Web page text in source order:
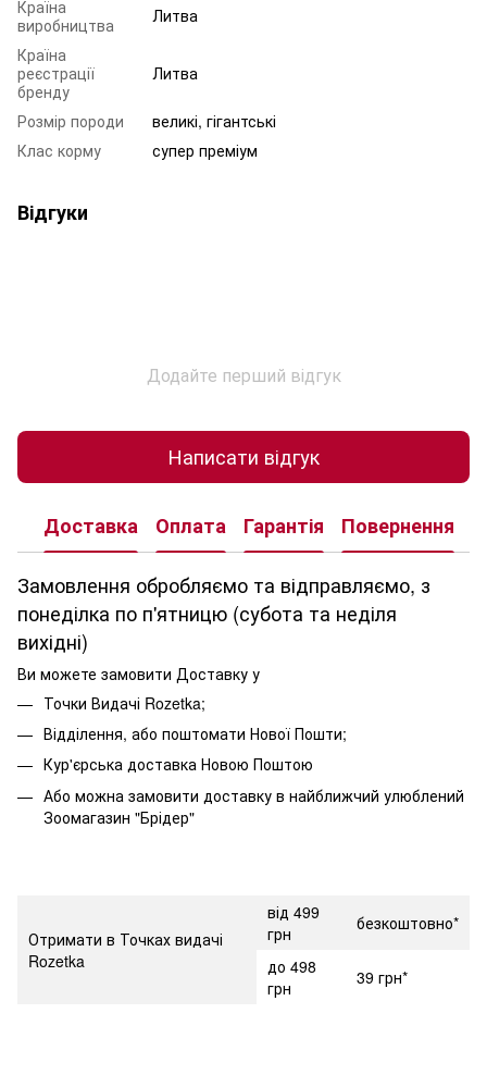
Країна
виробництва
Литва
Країна
реєстрації
бренду
Литва
Розмір породи
великі, гігантські
Клас корму
супер преміум
Відгуки
Додайте перший відгук
Написати відгук
Доставка Оплата Гарантія Повернення
Замовлення обробляємо та відправляємо, з
понеділка по п'ятницю (субота та неділя
вихідні)
Ви можете замовити Доставку у
Точки Видачі Rozetka;
Відділення, або поштомати Нової Пошти;
Кур'єрська доставка Новою Поштою
Або можна замовити доставку в найближчий улюблений
Зоомагазин "Брідер"
Отримати в Точках видачі
Rozetka
від 499
грн
безкоштовно*
до 498
грн
39 грн*